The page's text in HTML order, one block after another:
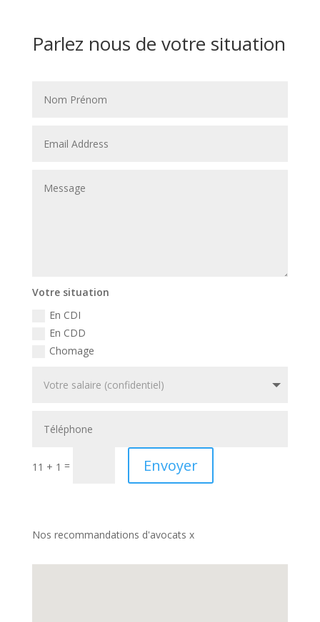
Parlez nous de votre situation
Votre situation
En CDI
En CDD
Chomage
11 + 1 = Envoyer
Nos recommandations d'avocats x